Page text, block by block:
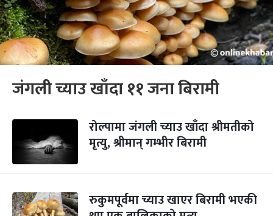
जंगली च्याउ खाँदा ११ जना बिरामी
रोल्पामा जंगली च्याउ खाँदा श्रीमतीको
मृत्यु, श्रीमान् गम्भीर बिरामी
रुकुमपूर्वमा च्याउ खाएर बिरामी भएकी